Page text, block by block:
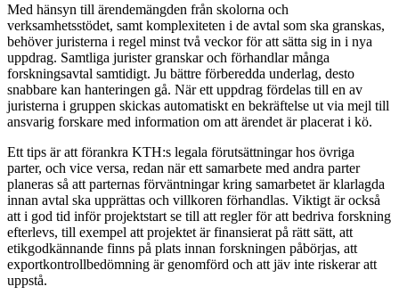
Med hänsyn till ärendemängden från skolorna och
verksamhetsstödet, samt komplexiteten i de avtal som ska granskas,
behöver juristerna i regel minst två veckor för att sätta sig in i nya
uppdrag. Samtliga jurister granskar och förhandlar många
forskningsavtal samtidigt. Ju bättre förberedda underlag, desto
snabbare kan hanteringen gå. När ett uppdrag fördelas till en av
juristerna i gruppen skickas automatiskt en bekräftelse ut via mejl till
ansvarig forskare med information om att ärendet är placerat i kö.
Ett tips är att förankra KTH:s legala förutsättningar hos övriga
parter, och vice versa, redan när ett samarbete med andra parter
planeras så att parternas förväntningar kring samarbetet är klarlagda
innan avtal ska upprättas och villkoren förhandlas. Viktigt är också
att i god tid inför projektstart se till att regler för att bedriva forskning
efterlevs, till exempel att projektet är finansierat på rätt sätt, att
etikgodkännande finns på plats innan forskningen påbörjas, att
exportkontrollbedömning är genomförd och att jäv inte riskerar att
uppstå.